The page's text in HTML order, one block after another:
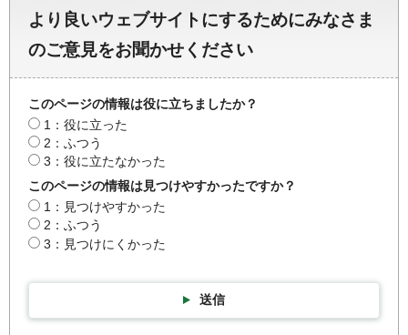
より良いウェブサイトにするためにみなさま
のご意見をお聞かせください
このページの情報は役に立ちましたか？
1：役に立った
2：ふつう
3：役に立たなかった
このページの情報は見つけやすかったですか？
1：見つけやすかった
2：ふつう
3：見つけにくかった
送信